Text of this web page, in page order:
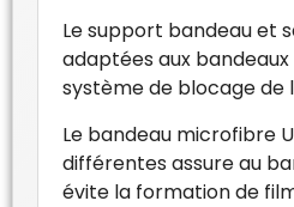
Le support bandeau et
adaptées aux
système de blocage de
Le bandeau microfibre
différentes assure au
évite la formation de